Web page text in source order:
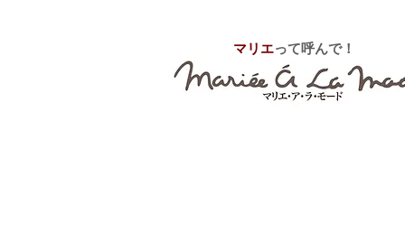
マリエって呼んで！